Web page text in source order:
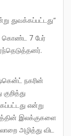
துவக்கப்பட்டது”
என்று
இலக்குகளை
அழித்து விட